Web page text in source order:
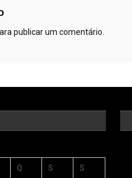
publicar um comentário.
Q S S